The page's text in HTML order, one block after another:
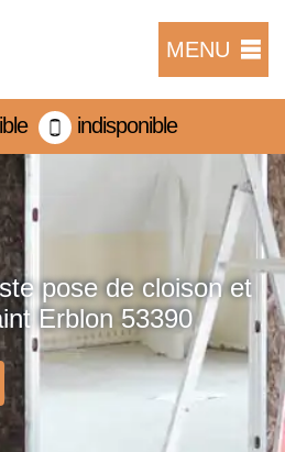
MENU
indisponible
pose de cloison et
Erblon 53390